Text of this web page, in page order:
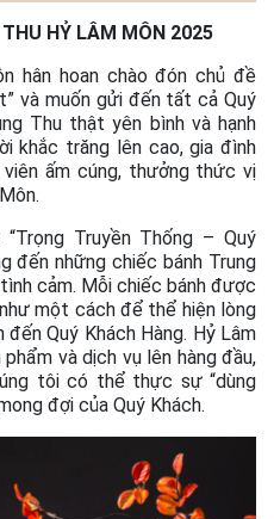
HỶ LÂM MÔN 2025
hân hoan chào đón chủ đề
và muốn gửi đến tất cả Quý
Thu thật yên bình và hạnh
khắc trăng lên cao, gia đình
ấm cúng, thưởng thức vị
Truyền Thống – Quý
đến những chiếc bánh Trung
cảm. Mỗi chiếc bánh được
một cách để thể hiện lòng
Quý Khách Hàng. Hỷ Lâm
và dịch vụ lên hàng đầu,
tôi có thể thực sự “dùng
đợi của Quý Khách.